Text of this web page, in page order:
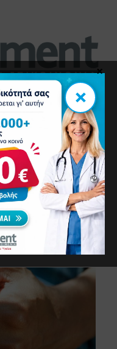
με χρόνια νοσήματα
τους τις γιορτές
×
×